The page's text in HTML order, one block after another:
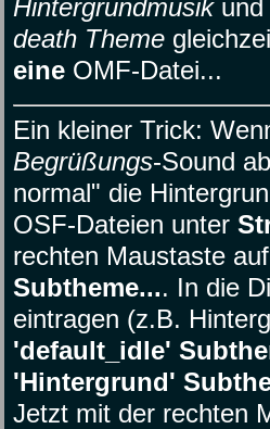
Hintergrundmusikund
death Theme
eine OMF-Datei...
Ein kleiner Trick:
Begrüßungs-Sound
normal" die
OSF-Dateien unter
rechten Maustaste
Subtheme.... In die
eintragen (z.B.
'default_idle'
'Hintergrund'
Jetzt mit der rechten